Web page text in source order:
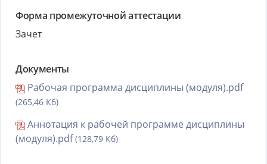
Форма промежуточной аттестации
Зачет
Документы
Рабочая программа дисциплины (модуля).pdf
(265,46 Кб)
Аннотация к рабочей программе дисциплины
(модуля).pdf(128,79 Кб)